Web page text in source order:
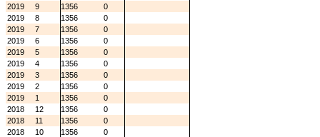
2019
9 1356
0
2019
8 1356
0
2019
7 1356
0
2019
6 1356
0
2019
5 1356
0
2019
4 1356
0
2019
3 1356
0
2019
2 1356
0
2019
1 1356
0
2018
12 1356
0
2018
11 1356
0
2018
10 1356
0